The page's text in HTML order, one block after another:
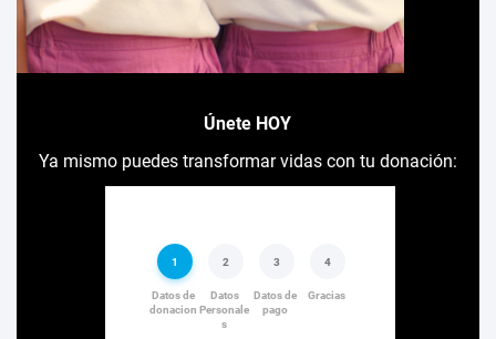
Únete HOY
Ya mismo puedes transformar vidas con tu donación: